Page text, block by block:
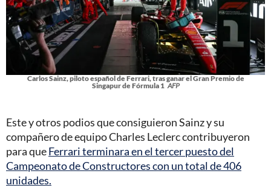
Carlos Sainz, piloto español de Ferrari, tras ganar el Gran Premio de
Singapur de Fórmula 1 AFP
Este y otros podios que consiguieron Sainz y su
compañero de equipo Charles Leclerc contribuyeron
para queFerrari terminara en el tercer puesto del
Campeonato de Constructores con un total de 406
unidades.